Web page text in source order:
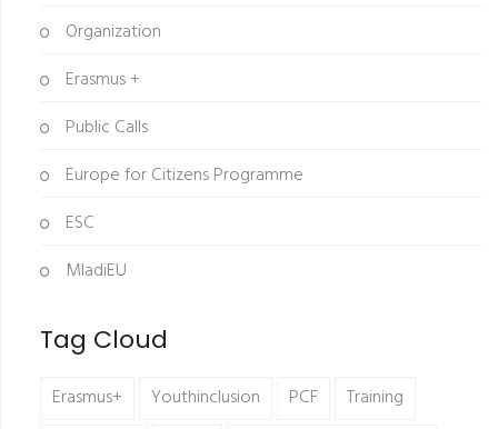
Organization
Erasmus +
Public Calls
Europe for Citizens Programme
ESC
MladiEU
Tag Cloud
Erasmus+ Youthinclusion PCF
Training